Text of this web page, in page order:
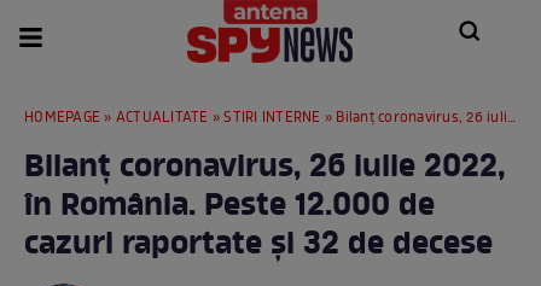
HOMEPAGE » ACTUALITATE »STIRI INTERNE » Bilanţ coronavirus, 26 iulie 2022, în România. Peste 12.000 de cazuri raportate şi 32 de decese
Bilanţ coronavirus, 26 iulie 2022,
în România. Peste 12.000 de
cazuri raportate şi 32 de decese